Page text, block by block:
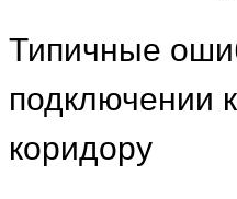
Типичные
подключении
коридору